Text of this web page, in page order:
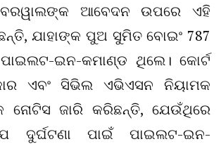
ଆବେଦନ ଉପରେ ଏହି
ଯାହାଙ୍କ ପୁଅ ସୁମିତ ବୋଇଂ 787
ଇନ-କମାଣ୍ଡ ଥିଲେ। କୋର୍ଟ
ଏବଂ ସିଭିଲ ଏଭିଏସନ ନିୟାମକ
ନୋଟିସ ଜାରି କରିଛନ୍ତି, ଯେଉଁଥିରେ
ଦୁର୍ଘଟଣା ପାଇଁ ପାଇଲଟ-ଇନ-